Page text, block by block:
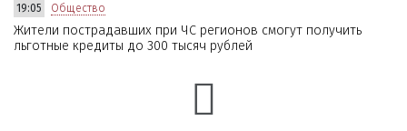
19:05 Общество
Жители пострадавших при ЧС регионов смогут получить
льготные кредиты до 300 тысяч рублей